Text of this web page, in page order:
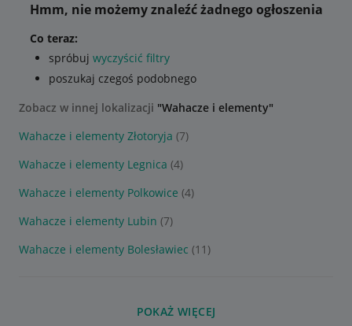
Hmm, nie możemy znaleźć żadnego ogłoszenia
Co teraz:
spróbuj wyczyścić filtry
poszukaj czegoś podobnego
Zobacz w innej lokalizacji "Wahacze i elementy"
Wahacze i elementy Złotoryja (7)
Wahacze i elementy Legnica (4)
Wahacze i elementy Polkowice (4)
Wahacze i elementy Lubin (7)
Wahacze i elementy Bolesławiec (11)
POKAŻ WIĘCEJ